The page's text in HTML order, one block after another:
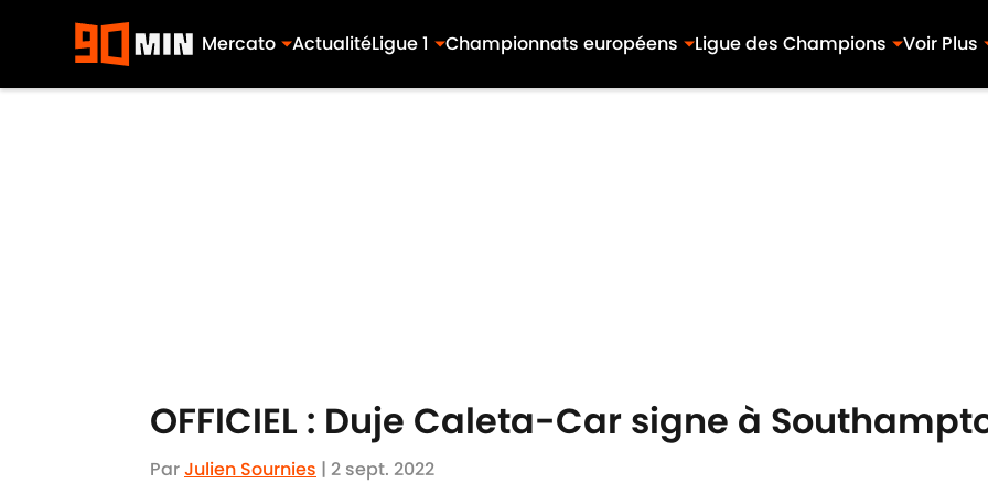
Mercato ActualitéLigue 1 Championnats européens Ligue des Champions Voir Plus
OFFICIEL : Duje Caleta-Car signe à
ParJulien Sournies | 2 sept. 2022